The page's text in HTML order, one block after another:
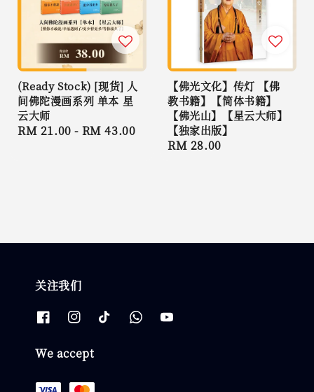
(Ready Stock) [现货] 人
间佛陀漫画系列 单本 星
云大师
Regular
RM 21.00 - RM 43.00
【佛光文化】传灯 【佛
教书籍】【简体书籍】
【佛光山】【星云大师】
【独家出版】
Regular
RM 28.00
关注我们
We accept